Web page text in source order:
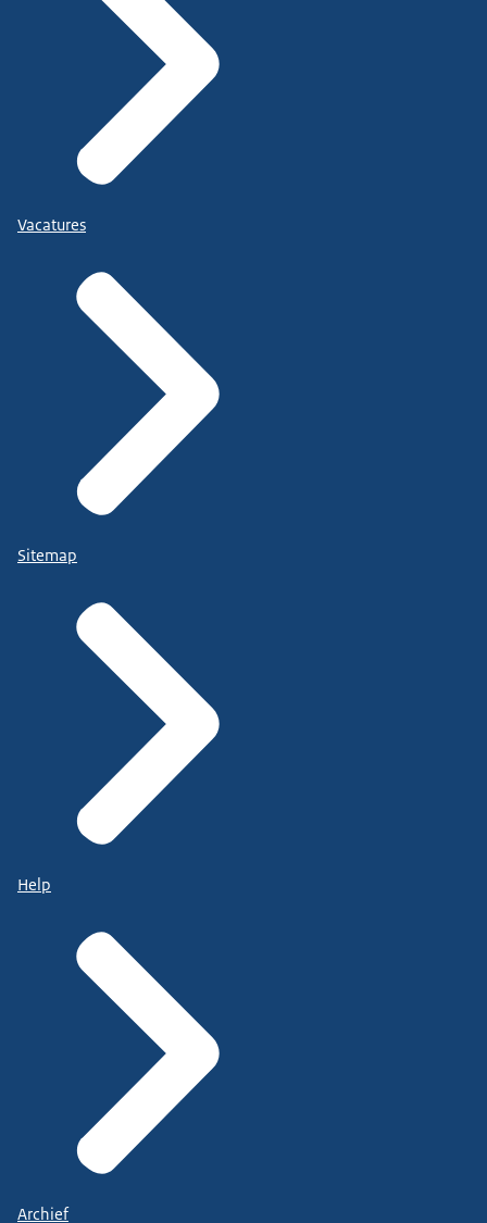
Vacatures
Sitemap
Help
Archief